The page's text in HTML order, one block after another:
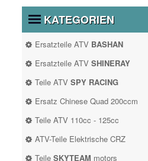
KATEGORIEN
Ersatzteile ATV BASHAN
Ersatzteile ATV SHINERAY
STIIEB
SHINERAY 250
Teile ATV SPY RACING
ATV SPY250F1
Ersatz Chinese Quad 200ccm
200CCM
Antrieb
Auspuff
Teile ATV 110cc - 125cc
125CC
ATV-Teile Elektrische CRZ
Teile SKYTEAM motors